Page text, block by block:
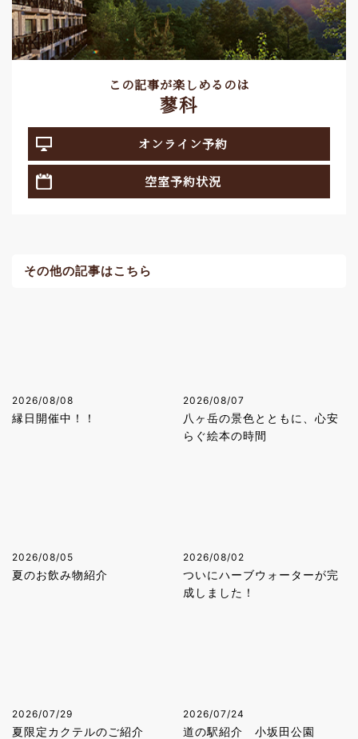
この記事が楽しめるのは
蓼科
オンライン予約
空室予約状況
その他の記事はこちら
2026/08/08
縁日開催中！！
2026/08/07
八ヶ岳の景色とともに、心安
らぐ絵本の時間
2026/08/05
夏のお飲み物紹介
2026/08/02
ついにハーブウォーターが完
成しました！
2026/07/29
夏限定カクテルのご紹介
2026/07/24
道の駅紹介 小坂田公園